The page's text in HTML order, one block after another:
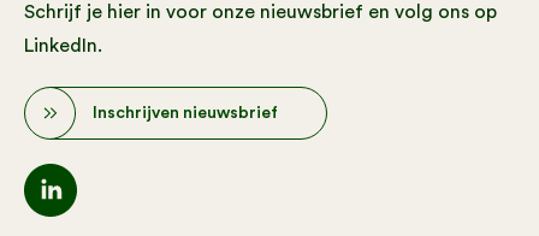
Schrijf je hier in voor onze nieuwsbrief en volg ons op
LinkedIn.
Inschrijven nieuwsbrief